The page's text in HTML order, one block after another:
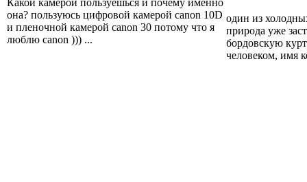
Какой камерой пользуешься и почему именно
она? пользуюсь цифровой камерой canon 10D
и пленочной камерой canon 30 потому что я
люблю canon ))) ...
один из
природа уже
бордовскую
человеком, имя